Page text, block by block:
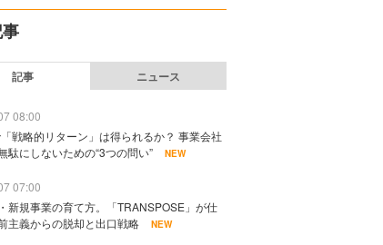
記事 ニュース
08:00
戦略的リターン」は得られるか？ 事業会社
駄にしないための“3つの問い”
NEW
07:00
新規事業の育て方。「TRANSPOSE」が仕
主義からの脱却と出口戦略
NEW